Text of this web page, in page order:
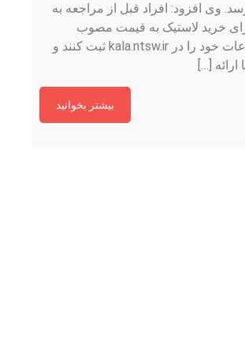
وی افزود: افراد قبل از مراجعه به
خرید لاستیک به قیمت مصوب
می‌توانند اطلاعات خود را در kala.ntsw.ir ثبت کنند و
[…]
بیشتر بخوانید